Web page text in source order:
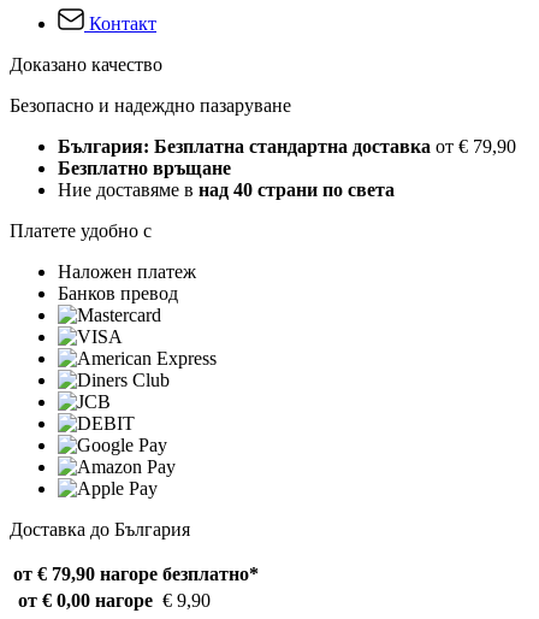
Контакт
Доказано качество
Безопасно и надеждно пазаруване
България: Безплатна стандартна доставка от € 79,90
Безплатно връщане
Ние доставяме в над 40 страни по света
Платете удобно с
Наложен платеж
Банков превод
Доставка до България
от € 79,90 нагоре безплатно*
от € 0,00 нагоре € 9,90